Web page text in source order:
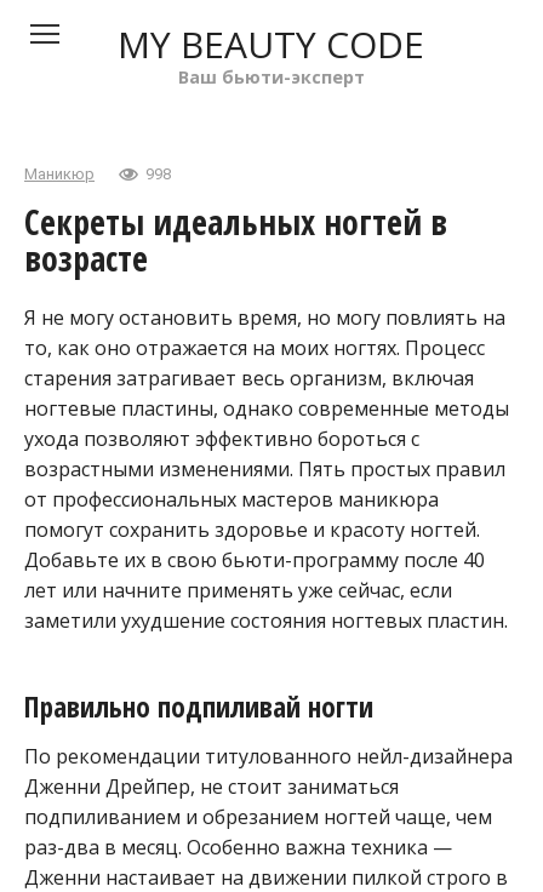
MY BEAUTY CODE
Ваш бьюти-эксперт
Маникюр 998
Секреты идеальных ногтей в
возрасте
Я не могу остановить время, но могу повлиять на
то, как оно отражается на моих ногтях. Процесс
старения затрагивает весь организм, включая
ногтевые пластины, однако современные методы
ухода позволяют эффективно бороться с
возрастными изменениями. Пять простых правил
от профессиональных мастеров маникюра
помогут сохранить здоровье и красоту ногтей.
Добавьте их в свою бьюти-программу после 40
лет или начните применять уже сейчас, если
заметили ухудшение состояния ногтевых пластин.
Правильно подпиливай ногти
По рекомендации титулованного нейл-дизайнера
Дженни Дрейпер, не стоит заниматься
подпиливанием и обрезанием ногтей чаще, чем
раз-два в месяц. Особенно важна техника —
Дженни настаивает на движении пилкой строго в